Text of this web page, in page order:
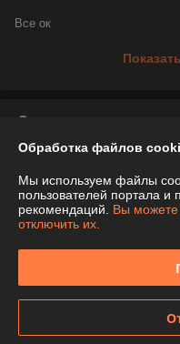
Все ок
О нас
Доставка и оплата
График работы
Политика обработки
Обработка файлов
Мы используем файлы
пользователей портала и
рекомендаций. Вы можете
отключить их.